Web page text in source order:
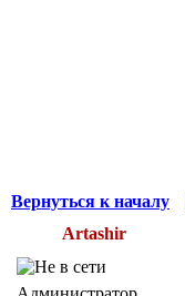
Вернуться к началу
Artashir